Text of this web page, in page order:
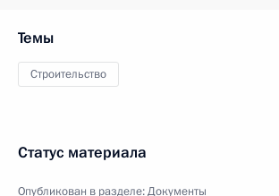
Темы
Строительство
Статус материала
Опубликован в разделе:Документы